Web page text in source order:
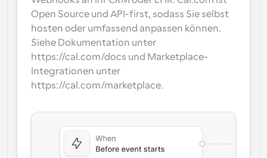
Open Source und API-first, sodass Sie selbst
hosten oder umfassend anpassen können.
Siehe Dokumentation unter
https://cal.com/docs und Marketplace-
Integrationen unter
https://cal.com/marketplace.